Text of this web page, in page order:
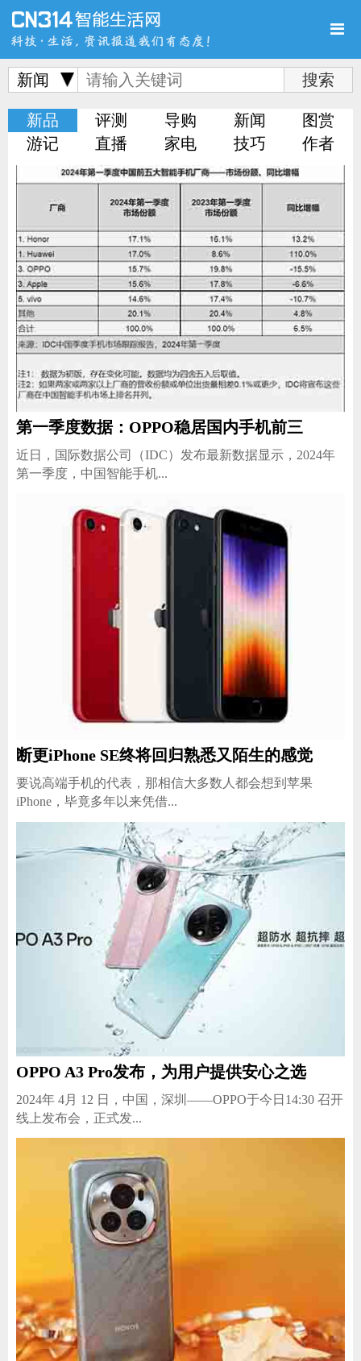
首页 新品 评测
导购 新闻 视频
图赏 游记 直播
家电 技巧 作者
登录 注册
新闻
新品 评测 导购 新闻
图赏
游记
直播 家电 技巧 作者
第一季度数据：OPPO稳居国内手机前三
近日，国际数据公司（IDC）发布最新数据显示，2024年
第一季度，中国智能手机...
断更iPhone SE终将回归熟悉又陌生的感觉
要说高端手机的代表，那相信大多数人都会想到苹果
iPhone，毕竟多年以来凭借...
OPPO A3 Pro发布，为用户提供安心之选
2024年 4月 12 日，中国，深圳——OPPO于今日14:30 召开
线上发布会，正式发...